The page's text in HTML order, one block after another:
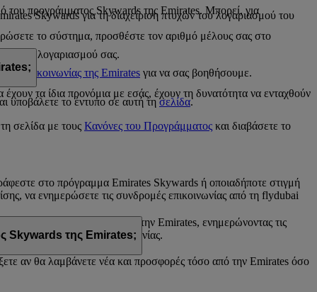
του προγράμματος Skywards της Emirates. Μπορεί, για
το σύστημα, προσθέστε τον αριθμό μέλους σας στο
επικοινωνίας της Emirates για να σας βοηθήσουμε.
Skywards για τη διαχείριση πτυχών του λογαριασμού του
υποβάλετε το έντυπο σε αυτή τη σελίδα.
σελίδα με τους Κανόνες του Προγράμματος και διαβάσετε το
του λογαριασμού σας.
τα ίδια προνόμια με εσάς, έχουν τη δυνατότητα να ενταχθούν
στο πρόγραμμα Emirates Skywards ή οποιαδήποτε στιγμή
να ενημερώσετε τις συνδρομές επικοινωνίας από τη flydubai
από τη flydubai ή/και την Emirates, ενημερώνοντας τις
ή του Κέντρου επικοινωνίας.
Skywards της Emirates;
αν θα λαμβάνετε νέα και προσφορές τόσο από την Emirates όσο